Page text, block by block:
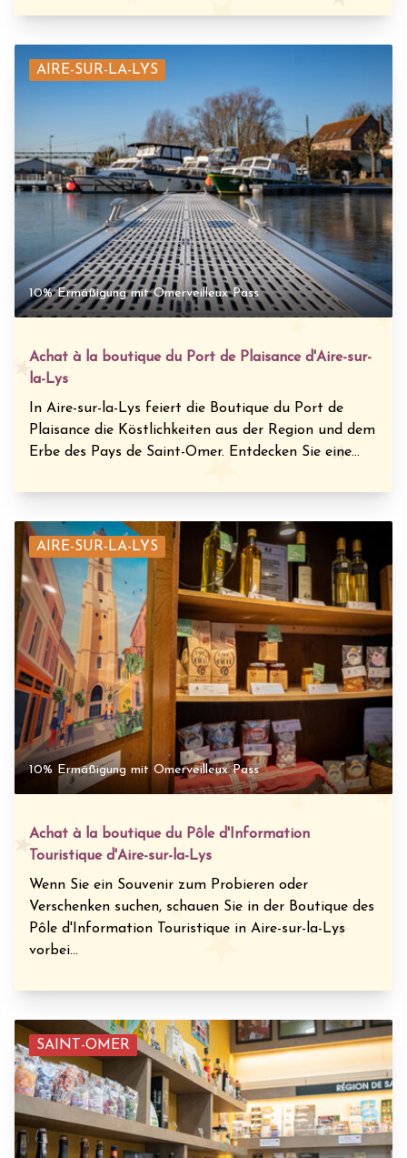
AIRE-SUR-LA-LYS
10% Ermäßigung mit Omerveilleux Pass
Achat à la boutique du Port de Plaisance d'Aire-sur-
la-Lys
In Aire-sur-la-Lys feiert die Boutique du Port de
Plaisance die Köstlichkeiten aus der Region und dem
Erbe des Pays de Saint-Omer. Entdecken Sie eine...
AIRE-SUR-LA-LYS
10% Ermäßigung mit Omerveilleux Pass
Achat à la boutique du Pôle d'Information
Touristique d'Aire-sur-la-Lys
Wenn Sie ein Souvenir zum Probieren oder
Verschenken suchen, schauen Sie in der Boutique des
Pôle d'Information Touristique in Aire-sur-la-Lys
vorbei...
SAINT-OMER